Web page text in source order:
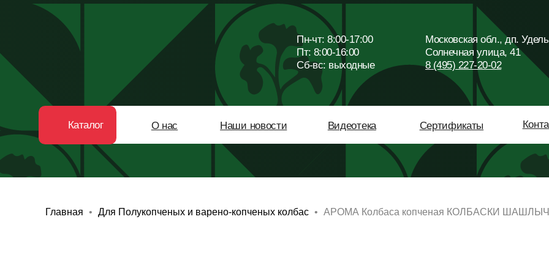
О нас Видеотека Сертификаты
Наши новости Контакты
Каталог
Пн-чт: 8:00-17:00
Пт: 8:00-16:00
Сб-вc: выходные
Московская обл., дп. Удельная,
Солнечная улица, 41
8 (495) 227-20-02
Главная Для Полукопченых и варено-копченых колбас АРОМА Колбаса копченая КОЛБАСКИ